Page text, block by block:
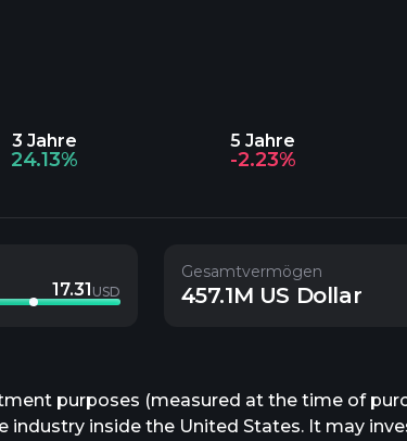
3 Jahre
24.13%
5 Jahre
-2.23%
17.31 USD
Gesamtvermögen
457.1M US Dollar
purposes (measured at the time of
inside the United States. It may